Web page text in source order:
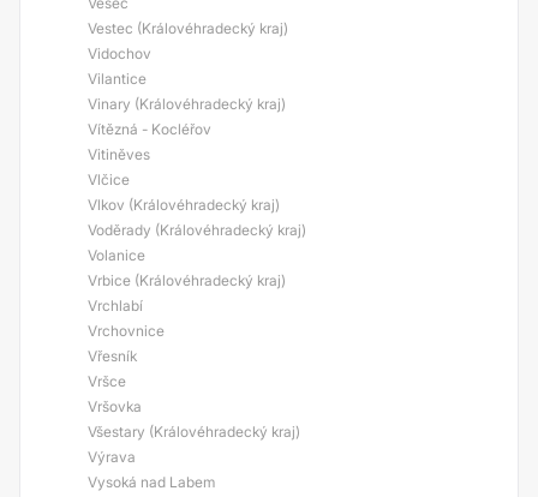
Vestec (Královéhradecký kraj)
Vidochov
Vilantice
Vinary (Královéhradecký kraj)
Vítězná - Kocléřov
Vitiněves
Vlčice
Vlkov (Královéhradecký kraj)
Voděrady (Královéhradecký kraj)
Volanice
Vrbice (Královéhradecký kraj)
Vrchlabí
Vrchovnice
Vřesník
Vršce
Vršovka
Všestary (Královéhradecký kraj)
Výrava
Vysoká nad Labem